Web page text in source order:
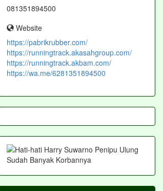
081351894500
Website
https://pabrikrubber.com/
https://runningtrack.akasahgroup.com/
https://runningtrack.akbam.com/
https://wa.me/6281351894500